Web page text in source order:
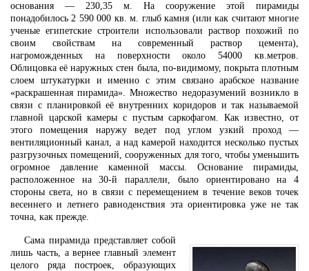
основания — 230,35 м. На сооружение этой пирамиды
понадобилось 2 590 000 кв. м. глыб камня (или как считают многие
ученые египетские строители использовали раствор похожий по
своим свойствам на современный раствор цемента),
нагроможденных на поверхности около 54000 кв.метров.
Облицовка её наружных стен была, по-видимому, покрыта плотным
слоем штукатурки и именно с этим связано арабское название
«раскрашенная пирамида». Множество недоразумений возникло в
связи с планировкой её внутренних коридоров и так называемой
главной царской камеры с пустым саркофагом. Как известно, от
этого помещения наружу ведет под углом узкий проход —
вентиляционный канал, а над камерой находится несколько пустых
разгрузочных помещений, сооруженных для того, чтобы уменьшить
огромное давление каменной массы. Основание пирамиды,
расположенное на 30-й параллели, было ориентировано на 4
стороны света, но в связи с перемещением в течение веков точек
весеннего и летнего равноденствия эта ориентировка уже не так
точна, как прежде.
Сама пирамида представляет собой
лишь часть, а вернее главный элемент
целого ряда построек, образующих